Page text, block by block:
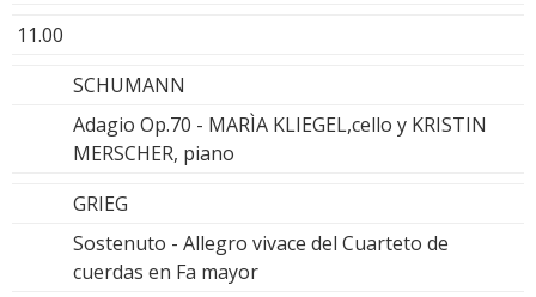
11.00
SCHUMANN
Adagio Op.70 - MARÌA KLIEGEL,cello y KRISTIN
MERSCHER, piano
GRIEG
Sostenuto - Allegro vivace del Cuarteto de
cuerdas en Fa mayor